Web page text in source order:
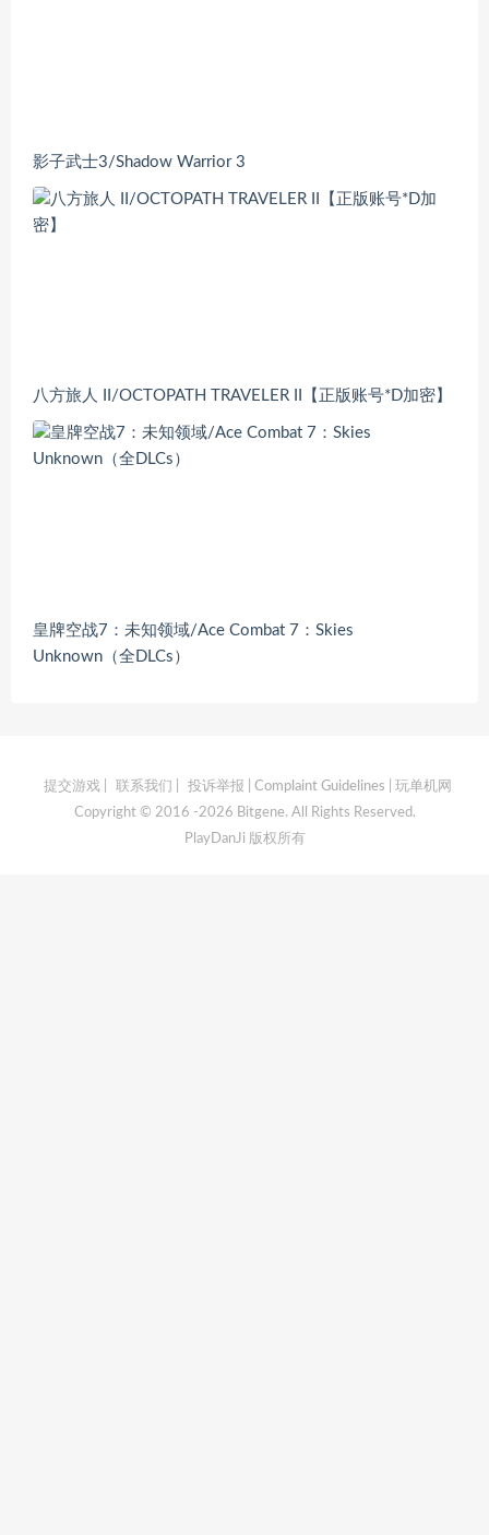
影子武士3/Shadow Warrior 3
八方旅人 II/OCTOPATH TRAVELER II【正版账号*D加密】
皇牌空战7：未知领域/Ace Combat 7：Skies
Unknown（全DLCs）
提交游戏| 联系我们 投诉举报 | Complaint Guidelines | 玩单机网
Copyright © 2016 -2026 Bitgene. All Rights Reserved.
PlayDanJi 版权所有